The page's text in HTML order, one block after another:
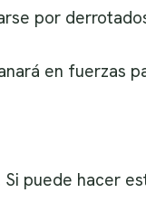
por
en fuerzas
puede hacer